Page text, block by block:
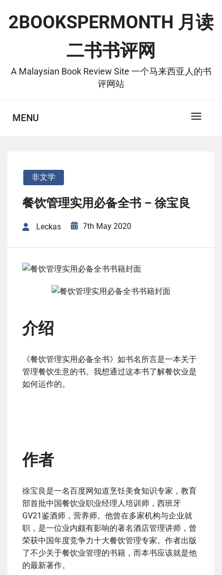
content
2BOOKSPERMONTH 月读
二书书评网
A Malaysian Book Review Site 一个马来西亚人的书
评网站
MENU
非文学
餐饮管理实用必备全书 – 徐宝良
Leckas 7th May 2020
介绍
《餐饮管理实用必备全书》如书名所言是一本关于
管理餐饮生意的书。我想通过这本书了解餐饮业是
如何运作的。
作者
徐宝良是一名百度网知道烹饪美食知识专家，教育
部首批中国餐饮业职业经理人培训师，西班牙
GV21鉴酒师，营养师。他曾在多家机构与企业就
职，是一位业内颇有影响的著名酒店管理讲师，曾
荣获中国年度竞争力十大餐饮管理专家。作者出版
了不少关于餐饮业管理的书籍，而本书应该就是他
的最新著作。